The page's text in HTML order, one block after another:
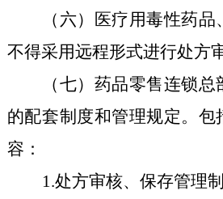
（ 六）医疗用毒性药
不得采用远程形式进行处方
（七）药品零售连锁
的配套制度和管理规定。包
容：
1 .处方审核、保存管理制